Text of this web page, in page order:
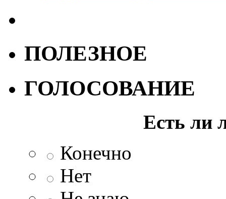
ПОЛЕЗНОЕ
ГОЛОСОВАНИЕ
Есть ли
Конечно
Нет